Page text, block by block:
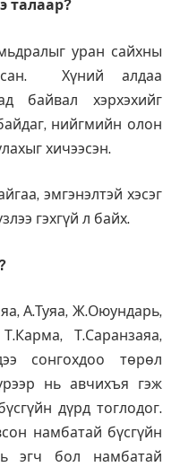
талаар?
уран сайхны
Хүний алдаа
байвал хэрхэхийг
нийгмийн олон
хичээсэн.
эмгэнэлтэй хэсэг
гэхгүй л байх.
А.Туяа, Ж.Оюундарь,
Т.Саранзаяа,
сонгохдоо төрөл
нь авчихъя гэж
дүрд тоглодог.
намбатай бүсгүйн
эгч бол намбатай